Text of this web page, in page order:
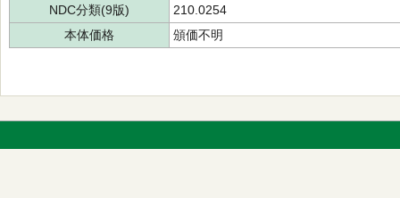
NDC分類(9版)
210.0254
本体価格
頒価不明